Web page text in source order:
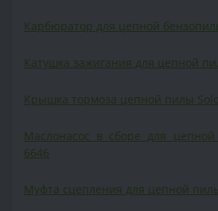
Карбюратор для цепной
Катушка зажигания для цепной
Крышка тормоза цепной пилы
Маслонасос в сборе для
6646
Муфта сцепления для цепной